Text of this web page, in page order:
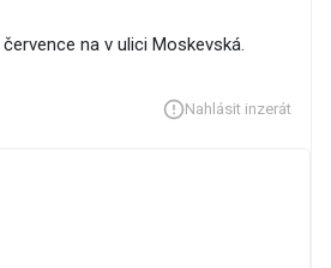
na v ulici Moskevská.
Nahlásit inzerát